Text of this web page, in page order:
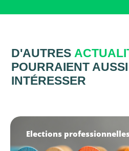
D'AUTRES
POURRAIENT
INTÉRESSER
Elections